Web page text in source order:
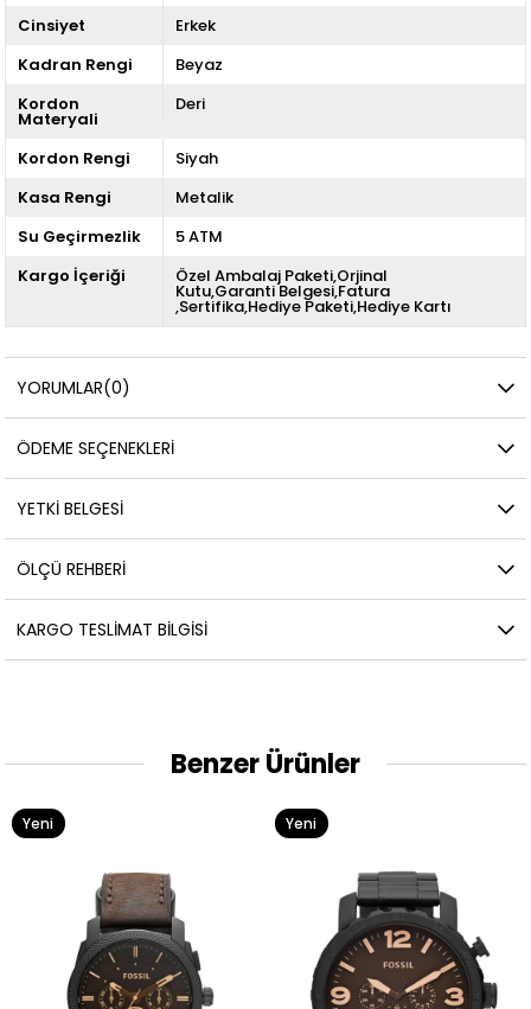
Cinsiyet
Erkek
Kadran Rengi
Beyaz
Kordon
Materyali
Deri
Kordon Rengi
Siyah
Kasa Rengi
Metalik
Su Geçirmezlik
5 ATM
Kargo İçeriği
Özel Ambalaj Paketi,Orjinal
Kutu,Garanti Belgesi,Fatura
,Sertifika,Hediye Paketi,Hediye Kartı
YORUMLAR(0)
ÖDEME SEÇENEKLERI
YETKİ BELGESİ
ÖLÇÜ REHBERI
KARGO TESLIMAT BILGISI
Benzer Ürünler